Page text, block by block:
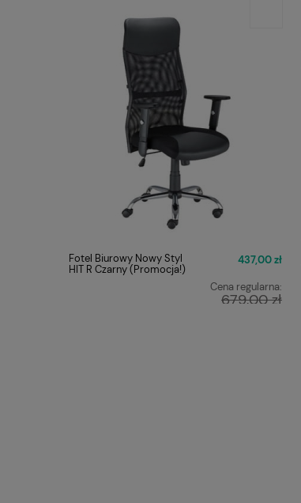
Fotel Biurowy Nowy Styl
HIT R Czarny (Promocja!)
437,00 zł
Cena regularna:
679,00 zł